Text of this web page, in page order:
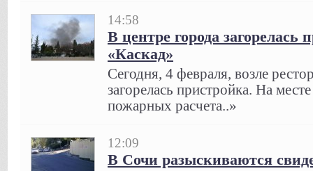
14:58
В центре города загорелась
«Каскад»
Сегодня, 4 февраля, возле
загорелась пристройка. На
пожарных расчета..»
12:09
В Сочи разыскиваются